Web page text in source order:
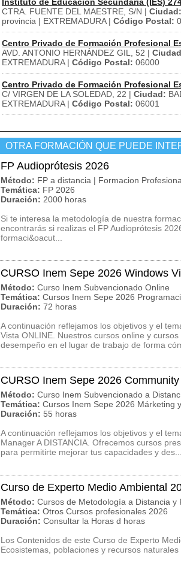
CTRA. FUENTE DEL MAESTRE, S/N | Ciudad:
provincia | EXTREMADURA | Código Postal:
Centro Privado de Formación Profesional
AVD. ANTONIO HERNÁNDEZ GIL, 52 |
EXTREMADURA | Código Postal: 06000
Centro Privado de Formación Profesional
C/ VIRGEN DE LA SOLEDAD, 22 | Ciudad:
EXTREMADURA | Código Postal: 06001
OTRA FORMACIÓN QUE PUEDE
FP Audioprótesis 2026
Método: FP a distancia | Formacion
Temática: FP 2026
Duración: 2000 horas
Si te interesa la metodología de nuestra
encontrarás si realizas el FP Audioprótesis
formaci&oacut...
CURSO Inem Sepe 2026 Windows
Método: Curso Inem Subvencionado Online
Temática: Cursos Inem Sepe 2026
Duración: 72 horas
A continuación reflejamos los objetivos y el
Vista ONLINE. Nuestros cursos online y
desempeño en el lugar de trabajo de forma
CURSO Inem Sepe 2026
Método: Curso Inem Subvencionado a
Temática: Cursos Inem Sepe 2026 Márketing
Duración: 55 horas
A continuación reflejamos los objetivos y el
Manager A DISTANCIA. Ofrecemos cursos
para permitirte mejorar tus capacidades y des...
Curso de Experto Medio Ambiental
Método: Cursos de Metodología a Distancia y
Temática: Otros Cursos profesionales 2026
Duración: Consultar la Horas d horas
Los Contenidos de este Curso de Experto
Ecosistemas, poblaciones y recursos